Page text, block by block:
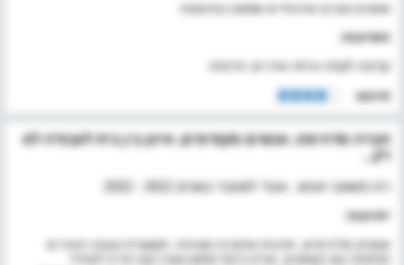
אנשים טובים ואיכותיים שסוננו בפינצטה
חסרונות:
קורונה לקחה איתה את רוב הרווחה
סיכום:
חברה מדהימה, אנשים מקסימים, איזון בין בית לעבודה לא
רכז משאבי אנוש , עובד לשעבר בשנים 2021 - 2022
יתרונות:
אנשים מדהימים, תרבות ארגונית מצוינת, תקשורת בגובה העיניים